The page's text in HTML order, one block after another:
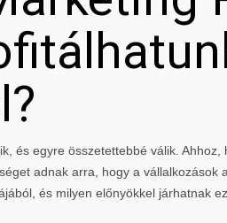
és egyre összetettebbé válik.
adnak arra, hogy a
és milyen előnyökkel járhatnak